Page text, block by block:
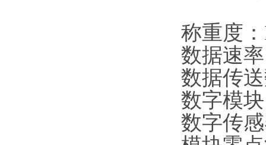
称重度
数据速
数据传
数字模
数字传